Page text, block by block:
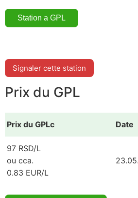
Signaler cette station
Prix du GPL
Prix du GPLc Date
97 RSD/L
ou cca.
0.83 EUR/L